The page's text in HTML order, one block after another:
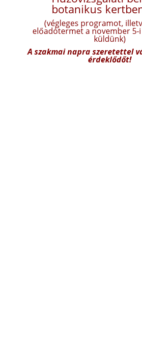
botanikus
(végleges programot,
előadótermet a november 5-
küldünk)
A szakmai napra szeretettel
érdeklődőt!